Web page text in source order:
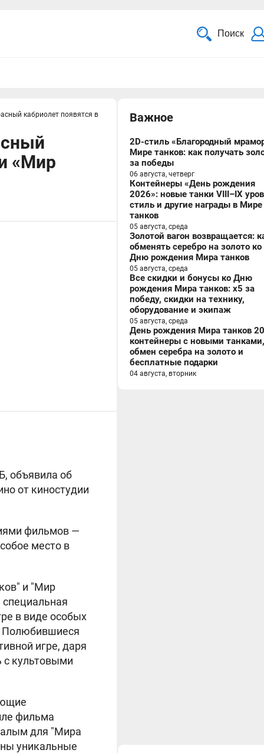
Поиск
кабриолет появятся в
«Мир
объявила об
от киностудии
фильмов —
место в
и "Мир
в виде особых
Полюбившиеся
игре, даря
с культовыми
фильма
для "Мира
уникальные
Важное
2D-стиль «Благородный
Мире танков: как получать
за победы
06 августа, четверг
Контейнеры «День рождения
2026»: новые танки VIII–IX
стиль и другие награды в Мире
танков
05 августа, среда
Золотой вагон возвращается:
обменять серебро на золото ко
Дню рождения Мира танков
05 августа, среда
Все скидки и бонусы ко Дню
рождения Мира танков: x5 за
победу, скидки на технику,
оборудование и экипаж
05 августа, среда
День рождения Мира танков
контейнеры с новыми танками,
обмен серебра на золото и
бесплатные подарки
04 августа, вторник